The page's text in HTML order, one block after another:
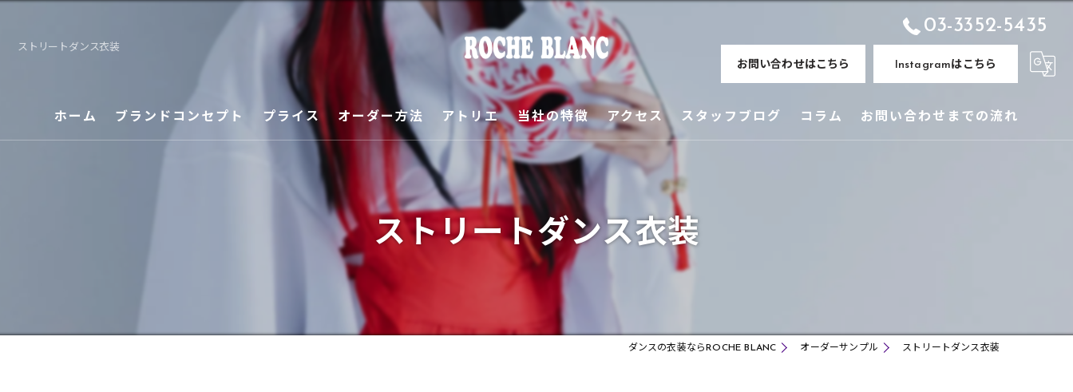
ストリートダンス衣装
03-3352-5435
お問い合わせはこちら Instagramはこちら
ホーム ブランドコンセプト プライス オーダー方法 アトリエ 当社の特徴
ご挨拶
ギャラリー
オーダーサンプル
アクセス スタッフブログ コラム お問い合わせまでの流れ
ストリートダンス衣装
ダンスの衣装ならROCHE BLANC オーダーサンプル ストリートダンス衣装